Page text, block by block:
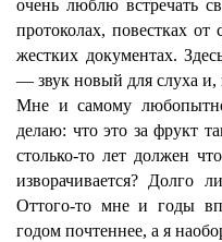
очень люблю встречать
протоколах, повестках
жестких документах.
— звук новый для слуха и,
Мне и самому
делаю: что это за фрукт
столько-то лет должен
изворачивается? Долго
Оттого-то мне и годы
годом почтеннее, а я